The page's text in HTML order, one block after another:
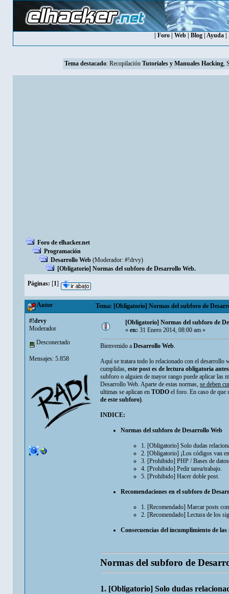
Foro| Web| Blog| Ayuda|
Tema destacado: Recopilación Tutoriales y Manuales Hacking,
Foro de elhacker.net
Programación
Desarrollo Web (Moderador: #!drvy)
[Obligatorio] Normas del subforo de Desarrollo Web.
Páginas: [1]
Autor Tema: [Obligatorio] Normas del subforo de
#!drvy
Moderador
Desconectado
Mensajes: 5.858
[Obligatorio] Normas del subforo de
«en:31 Enero 2014, 08:00 am »
Bienvenido aDesarrollo Web.
Aquí se tratara todo lo relacionado con el desarrollo
cumplidas,este post es de lectura obligatoria
subforo o alguien de mayor rango puede aplicar las
Desarrollo Web. Aparte de estas normas,se deben
ultimas se aplican enTODOel foro. En caso de que
de este subforo).
INDICE:
Normas del subforo de Desarrollo Web
1. [Obligatorio] Solo dudas
2. [Obligatorio] ¡Los códigos van
3. [Prohibido] PHP / Bases de
4. [Prohibido] Pedir tarea/trabajo.
5. [Prohibido] Hacer doble post.
Recomendaciones en el subforo de
1. [Recomendado] Marcar posts
2. [Recomendado] Lectura de los
Consecuencias del incumplimiento de las
Normas del subforo de
1. [Obligatorio] Solo dudas